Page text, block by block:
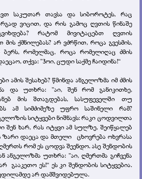
საკუთარ თავსა და სიბოროტეს, რაც
ვიცით, და რის გამოც ღვთის წინაშე
რატომ მივიტაცებთ ღვთის
მის ქმნილებას? არ ვძრწით, როცა გვესმის,
რომელმაც, როცა რომელიღაც ძმის
თქვა: ”ჰოი, ცუდი საქმე ჩაიდინა!“
ამის შესახებ? წმინდა ანგელოზმა იმ ძმის
და უთხრა: ”აი, შენ რომ განიკითხე,
მის შთაგდებას, სასუფეველში თუ
ამ სიმძიმეზე უფრო საშინელი რამ?
სიტყვები ნიშნავს: რაკი ცოდვილთა
ხარ, რას იტყვი ამ სულზე, შეიწყალებ
ზარი დაეცა და მთელი ცხოვრება ოხვრასა
რომ ეს ცოდვა შეენდო. ასე შენდობის
ანგელოზმა უთხრა: ”აი, ღმერთმა გიჩვენა
გააკეთო ეს!“ ეს კი შენდობის სიტყვებია.
არ დამშვიდებულა.